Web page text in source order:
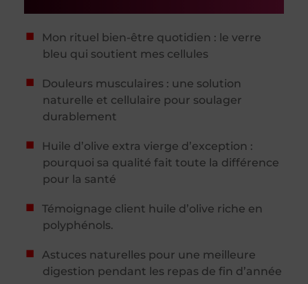
Mon rituel bien-être quotidien : le verre
bleu qui soutient mes cellules
Douleurs musculaires : une solution
naturelle et cellulaire pour soulager
durablement
Huile d’olive extra vierge d’exception :
pourquoi sa qualité fait toute la différence
pour la santé
Témoignage client huile d’olive riche en
polyphénols.
Astuces naturelles pour une meilleure
digestion pendant les repas de fin d’année